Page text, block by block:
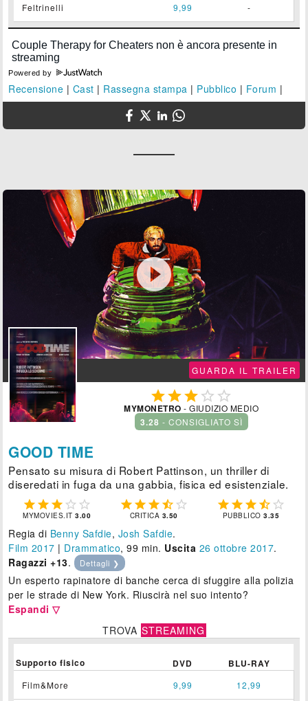
Feltrinelli 9,99 -
Powered by
Recensione | Cast | Rassegna stampa | Pubblico | Forum |

GUARDA IL TRAILER
  
MYMONETRO - GIUDIZIO MEDIO
3.28 - CONSIGLIATO SÌ
GOOD TIME
Pensato su misura di Robert Pattinson, un thriller di
diseredati in fuga da una gabbia, fisica ed esistenziale.
    
MYMOVIES.IT3.00
    
CRITICA 3.50
    
PUBBLICO3.35
Regia di Benny Safdie, Josh Safdie.
Film 2017 | Drammatico, 99 min. Uscita 26 ottobre 2017.
Ragazzi +13. Dettagli ❯
Un esperto rapinatore di banche cerca di sfuggire alla polizia
per le strade di New York. Riuscirà nel suo intento?
Espandi ▽
TROVA STREAMING
Supporto fisico DVD BLU-RAY
Film&More 9,99 12,99